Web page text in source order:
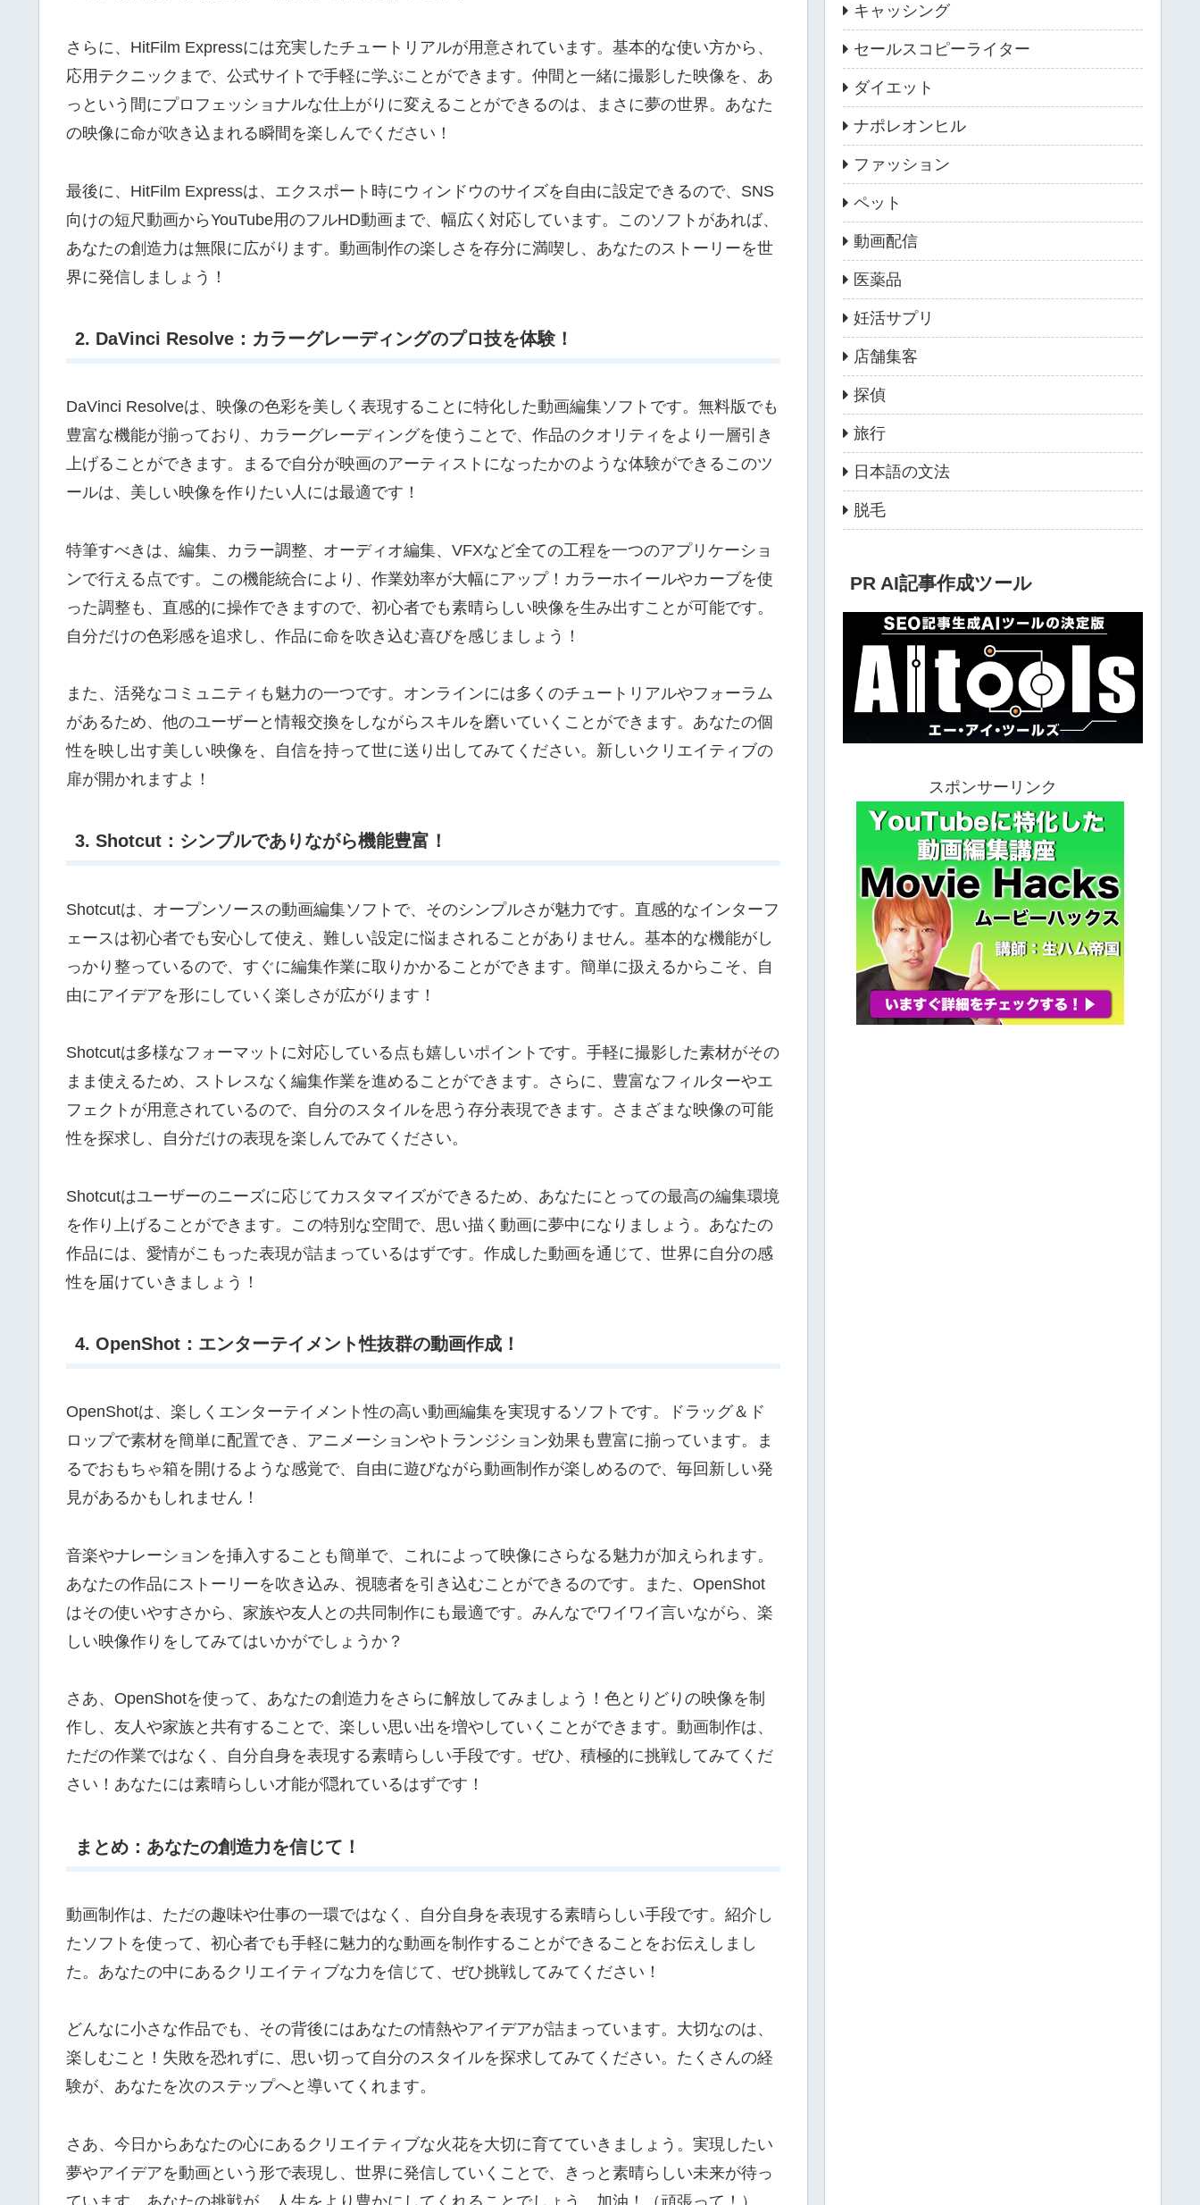
さらに、HitFilm Expressには充実したチュートリアルが用意されています。基本的な使い方から、
応用テクニックまで、公式サイトで手軽に学ぶことができます。仲間と一緒に撮影した映像を、あ
っという間にプロフェッショナルな仕上がりに変えることができるのは、まさに夢の世界。あなた
の映像に命が吹き込まれる瞬間を楽しんでください！
最後に、HitFilm Expressは、エクスポート時にウィンドウのサイズを自由に設定できるので、SNS
向けの短尺動画からYouTube用のフルHD動画まで、幅広く対応しています。このソフトがあれば、
あなたの創造力は無限に広がります。動画制作の楽しさを存分に満喫し、あなたのストーリーを世
界に発信しましょう！
2. DaVinci Resolve：カラーグレーディングのプロ技を体験！
DaVinci Resolveは、映像の色彩を美しく表現することに特化した動画編集ソフトです。無料版でも
豊富な機能が揃っており、カラーグレーディングを使うことで、作品のクオリティをより一層引き
上げることができます。まるで自分が映画のアーティストになったかのような体験ができるこのツ
ールは、美しい映像を作りたい人には最適です！
特筆すべきは、編集、カラー調整、オーディオ編集、VFXなど全ての工程を一つのアプリケーショ
ンで行える点です。この機能統合により、作業効率が大幅にアップ！カラーホイールやカーブを使
った調整も、直感的に操作できますので、初心者でも素晴らしい映像を生み出すことが可能です。
自分だけの色彩感を追求し、作品に命を吹き込む喜びを感じましょう！
また、活発なコミュニティも魅力の一つです。オンラインには多くのチュートリアルやフォーラム
があるため、他のユーザーと情報交換をしながらスキルを磨いていくことができます。あなたの個
性を映し出す美しい映像を、自信を持って世に送り出してみてください。新しいクリエイティブの
扉が開かれますよ！
3. Shotcut：シンプルでありながら機能豊富！
Shotcutは、オープンソースの動画編集ソフトで、そのシンプルさが魅力です。直感的なインターフ
ェースは初心者でも安心して使え、難しい設定に悩まされることがありません。基本的な機能がし
っかり整っているので、すぐに編集作業に取りかかることができます。簡単に扱えるからこそ、自
由にアイデアを形にしていく楽しさが広がります！
Shotcutは多様なフォーマットに対応している点も嬉しいポイントです。手軽に撮影した素材がその
まま使えるため、ストレスなく編集作業を進めることができます。さらに、豊富なフィルターやエ
フェクトが用意されているので、自分のスタイルを思う存分表現できます。さまざまな映像の可能
性を探求し、自分だけの表現を楽しんでみてください。
Shotcutはユーザーのニーズに応じてカスタマイズができるため、あなたにとっての最高の編集環境
を作り上げることができます。この特別な空間で、思い描く動画に夢中になりましょう。あなたの
作品には、愛情がこもった表現が詰まっているはずです。作成した動画を通じて、世界に自分の感
性を届けていきましょう！
4. OpenShot：エンターテイメント性抜群の動画作成！
OpenShotは、楽しくエンターテイメント性の高い動画編集を実現するソフトです。ドラッグ＆ド
ロップで素材を簡単に配置でき、アニメーションやトランジション効果も豊富に揃っています。ま
るでおもちゃ箱を開けるような感覚で、自由に遊びながら動画制作が楽しめるので、毎回新しい発
見があるかもしれません！
音楽やナレーションを挿入することも簡単で、これによって映像にさらなる魅力が加えられます。
あなたの作品にストーリーを吹き込み、視聴者を引き込むことができるのです。また、OpenShot
はその使いやすさから、家族や友人との共同制作にも最適です。みんなでワイワイ言いながら、楽
しい映像作りをしてみてはいかがでしょうか？
さあ、OpenShotを使って、あなたの創造力をさらに解放してみましょう！色とりどりの映像を制
作し、友人や家族と共有することで、楽しい思い出を増やしていくことができます。動画制作は、
ただの作業ではなく、自分自身を表現する素晴らしい手段です。ぜひ、積極的に挑戦してみてくだ
さい！あなたには素晴らしい才能が隠れているはずです！
まとめ：あなたの創造力を信じて！
動画制作は、ただの趣味や仕事の一環ではなく、自分自身を表現する素晴らしい手段です。紹介し
たソフトを使って、初心者でも手軽に魅力的な動画を制作することができることをお伝えしまし
た。あなたの中にあるクリエイティブな力を信じて、ぜひ挑戦してみてください！
どんなに小さな作品でも、その背後にはあなたの情熱やアイデアが詰まっています。大切なのは、
楽しむこと！失敗を恐れずに、思い切って自分のスタイルを探求してみてください。たくさんの経
験が、あなたを次のステップへと導いてくれます。
さあ、今日からあなたの心にあるクリエイティブな火花を大切に育てていきましょう。実現したい
夢やアイデアを動画という形で表現し、世界に発信していくことで、きっと素晴らしい未来が待っ
ています。あなたの挑戦が、人生をより豊かにしてくれることでしょう。加油！（頑張って！）
キャッシング
セールスコピーライター
ダイエット
ナポレオンヒル
ファッション
ペット
動画配信
医薬品
妊活サプリ
店舗集客
探偵
旅行
日本語の文法
脱毛
PR AI記事作成ツール
スポンサーリンク